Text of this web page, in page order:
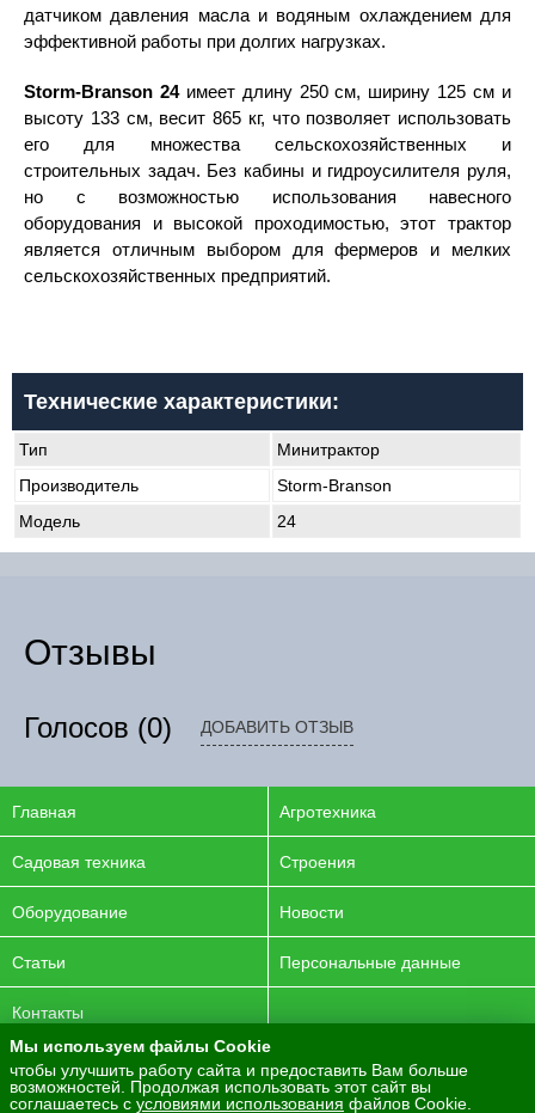
датчиком давления масла и водяным охлаждением для
эффективной работы при долгих нагрузках.
Storm-Branson 24имеет длину 250 см, ширину 125 см и
высоту 133 см, весит 865 кг, что позволяет использовать
его для множества сельскохозяйственных и
строительных задач. Без кабины и гидроусилителя руля,
но с возможностью использования навесного
оборудования и высокой проходимостью, этот трактор
является отличным выбором для фермеров и мелких
сельскохозяйственных предприятий.
Технические характеристики:
Тип
Минитрактор
Производитель
Storm-Branson
Модель
24
Отзывы
Голосов (0) ДОБАВИТЬ ОТЗЫВ
Главная Агротехника
Садовая техника Строения
Оборудование Новости
Статьи Персональные данные
Контакты
© 2016-2026 ENERGYAGRO Все права защищены.
Разработка сайта - PurpleLabs
Мы используем файлы Cookie
чтобы улучшить работу сайта и предоставить Вам больше
возможностей. Продолжая использовать этот сайт вы
соглашаетесь с условиями использования файлов Cookie.